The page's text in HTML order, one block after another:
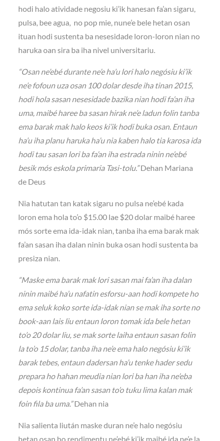
hodi halo atividade negosiu ki’ik hanesan fa’an sigaru,
pulsa, bee agua, no pop mie, nune’e bele hetan osan
ituan hodi sustenta ba nesesidade loron-loron nian no
haruka oan sira ba iha nivel universitariu.
“Osan ne’ebé durante ne’e ha’u lori halo negósiu ki’ik
ne’e fofoun uza osan 100 dolar desde iha tinan 2015,
hodi hola sasan nesesidade bazika nian hodi fa’an iha
uma, maibé haree ba sasan hirak ne’e ladun folin tanba
ema barak mak halo keos ki’ik hodi buka osan. Entaun
ha’u iha planu haruka ha’u nia kaben halo tia karosa ida
hodi tau sasan lori ba fa’an iha estrada ninin ne’ebé
besik mós eskola primaria Tasi-tolu.”Dehan Mariana
de Deus
Nia hatutan tan katak sigaru no pulsa ne’ebé kada
loron ema hola to’o $15.00 lae $20 dolar maibé haree
mós sorte ema ida-idak nian, tanba iha ema barak mak
fa’an sasan iha dalan ninin buka osan hodi sustenta ba
presiza nian.
“Maske ema barak mak lori sasan mai fa’an iha dalan
ninin maibé ha’u nafatin esforsu-aan hodi kompete ho
ema seluk koko sorte ida-idak nian se mak iha sorte no
book-aan lais liu entaun loron tomak ida bele hetan
to’o 20 dolar liu, se mak sorte laiha entaun sasan folin
la to’o 15 dolar, tanba iha ne’e ema halo negósiu ki’ik
barak tebes, entaun dadersan ha’u tenke hader sedu
prepara ho hahan meudia nian lori ba han iha ne’eba
depois kontinua fa’an sasan to’o tuku lima kalan mak
foin fila ba uma.”Dehan nia
Nia salienta liután maske duran ne’e halo negósiu
hetan osan ho rendimentu ne’ebé ki’ik maibé ida ne’e la